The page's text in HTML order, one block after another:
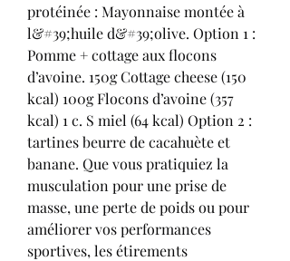
protéinée : Mayonnaise montée à
l&#39;huile d&#39;olive. Option 1 :
Pomme + cottage aux flocons
d’avoine. 150g Cottage cheese (150
kcal) 100g Flocons d’avoine (357
kcal) 1 c. S miel (64 kcal) Option 2 :
tartines beurre de cacahuète et
banane. Que vous pratiquiez la
musculation pour une prise de
masse, une perte de poids ou pour
améliorer vos performances
sportives, les étirements